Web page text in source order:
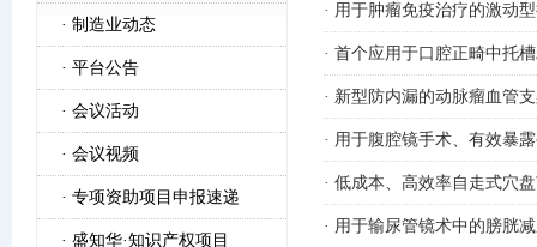
· 制造业动态
· 平台公告
· 会议活动
· 会议视频
· 专项资助项目申报速递
· 盛知华·知识产权项目
· 用于肿瘤免疫治疗的激动
· 首个应用于口腔正畸中托
· 新型防内漏的动脉瘤血管
· 用于腹腔镜手术、有效暴
· 低成本、高效率自走式穴
· 用于输尿管镜术中的膀胱